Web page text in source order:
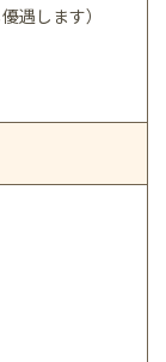
遇します）